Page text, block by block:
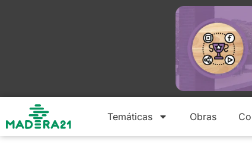
Temáticas Obras